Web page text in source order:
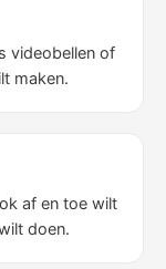
videobellen of
maken.
af en toe wilt
doen.